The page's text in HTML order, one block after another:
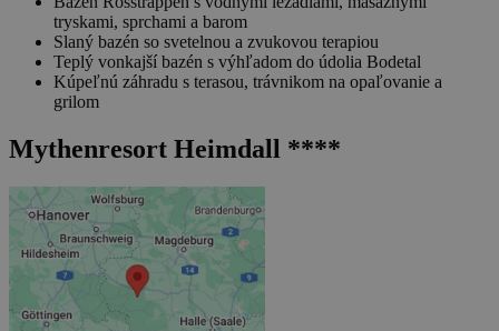
tryskami, sprchami a barom
Slaný bazén so svetelnou a zvukovou terapiou
Teplý vonkajší bazén s výhľadom do údolia Bodetal
Kúpeľnú záhradu s terasou, trávnikom na opaľovanie a
grilom
Mythenresort Heimdall ****